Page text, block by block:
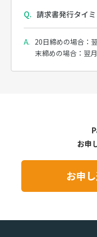
請求書発行タイ
20日締めの場合：
末締めの場合：翌
お申
お申